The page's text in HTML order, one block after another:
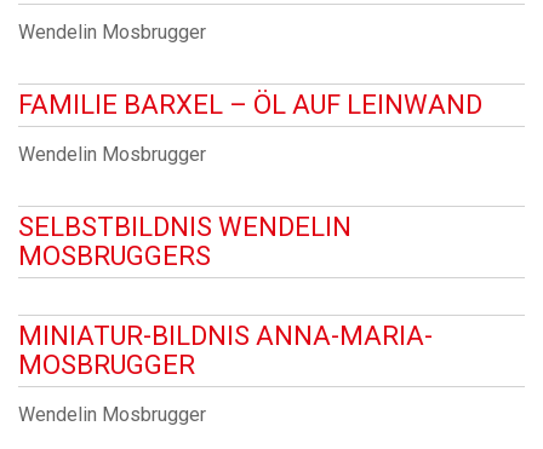
Wendelin Mosbrugger
FAMILIE BARXEL – ÖL AUF LEINWAND
Wendelin Mosbrugger
SELBSTBILDNIS WENDELIN
MOSBRUGGERS
MINIATUR-BILDNIS ANNA-MARIA-
MOSBRUGGER
Wendelin Mosbrugger